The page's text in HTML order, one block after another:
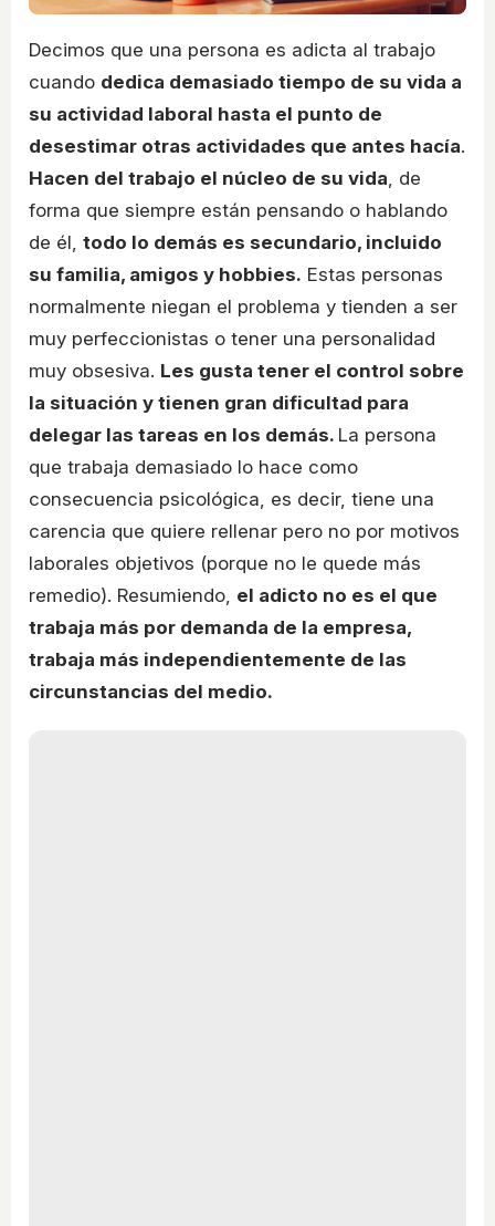
Decimos que una persona es adicta al trabajo
cuando dedica demasiado tiempo de su vida a
su actividad laboral hasta el punto de
desestimar otras actividades que antes hacía.
Hacen del trabajo el núcleo de su vida, de
forma que siempre están pensando o hablando
de él, todo lo demás es secundario, incluido
su familia, amigos y hobbies. Estas personas
normalmente niegan el problema y tienden a ser
muy perfeccionistas o tener una personalidad
muy obsesiva. Les gusta tener el control sobre
la situación y tienen gran dificultad para
delegar las tareas en los demás. La persona
que trabaja demasiado lo hace como
consecuencia psicológica, es decir, tiene una
carencia que quiere rellenar pero no por motivos
laborales objetivos (porque no le quede más
remedio). Resumiendo, el adicto no es el que
trabaja más por demanda de la empresa,
trabaja más independientemente de las
circunstancias del medio.